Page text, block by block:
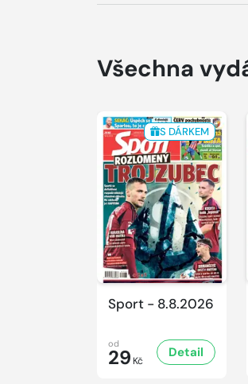
Všechna
S DÁRKEM
Sport - 8.8.2026
od
29 Kč
Detail